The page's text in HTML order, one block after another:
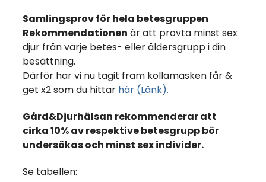
Samlingsprov för hela betesgruppen
Rekommendationen är att provta minst sex
djur från varje betes- eller åldersgrupp i din
besättning.
Därför har vi nu tagit fram kollamasken får &
get x2 som du hittar här (Länk).
Gård&Djurhälsan rekommenderar att
cirka 10% av respektive betesgrupp bör
undersökas och minst sex individer.
Se tabellen: